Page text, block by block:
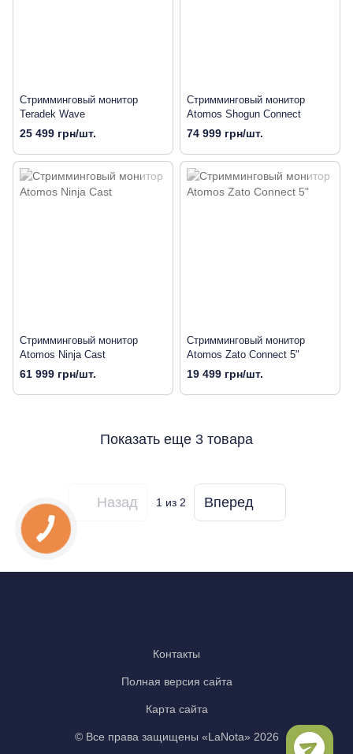
Стримминговый монитор
Teradek Wave
25 499 грн/шт.
Стримминговый монитор
Atomos Shogun Connect
74 999 грн/шт.
Стримминговый монитор
Atomos Ninja Cast
61 999 грн/шт.
Стримминговый монитор
Atomos Zato Connect 5"
19 499 грн/шт.
Показать еще 3 товара
Назад 1из 2 Вперед
Контакты
Полная версия сайта
Карта сайта
© Все права защищены «LaNota» 2026